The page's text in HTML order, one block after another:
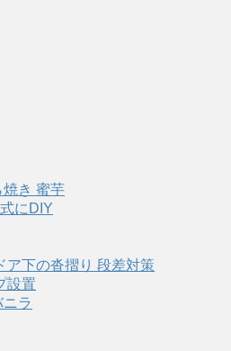
き 蜜芋
にDIY
ア下の沓摺り 段差対策
設置
ラ